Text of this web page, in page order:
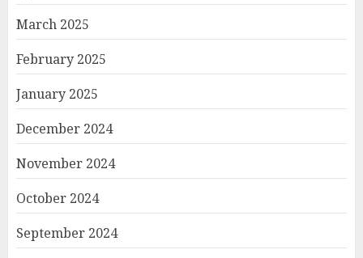
March 2025
February 2025
January 2025
December 2024
November 2024
October 2024
September 2024